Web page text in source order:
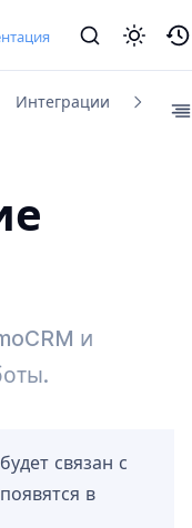
Интеграции
и
связан с
в